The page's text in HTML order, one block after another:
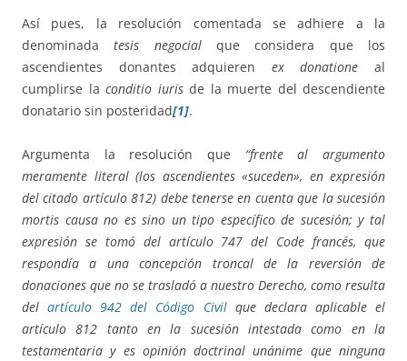
Así pues, la resolución comentada se adhiere a la
denominadatesis negocialque considera que los
ascendientes donantes adquieren ex donatione al
cumplirse la conditio iuris de la muerte del descendiente
donatario sin posteridad[1].
Argumenta la resolución que “frente al argumento
meramente literal (los ascendientes «suceden», en expresión
del citado artículo 812) debe tenerse en cuenta que la sucesión
mortis causa no es sino un tipo específico de sucesión; y tal
expresión se tomó del artículo 747 del Code francés, que
respondía a una concepción troncal de la reversión de
donaciones que no se trasladó a nuestro Derecho, como resulta
delartículo 942 del Código Civil que declara aplicable el
artículo 812 tanto en la sucesión intestada como en la
testamentaria y es opinión doctrinal unánime que ninguna